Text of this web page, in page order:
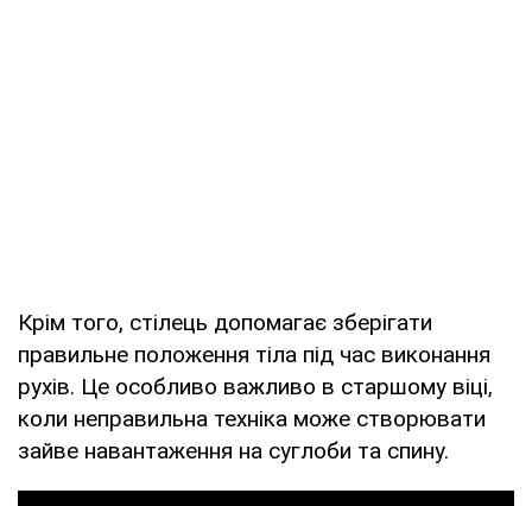
Крім того, стілець допомагає зберігати
правильне положення тіла під час виконання
рухів. Це особливо важливо в старшому віці,
коли неправильна техніка може створювати
зайве навантаження на суглоби та спину.